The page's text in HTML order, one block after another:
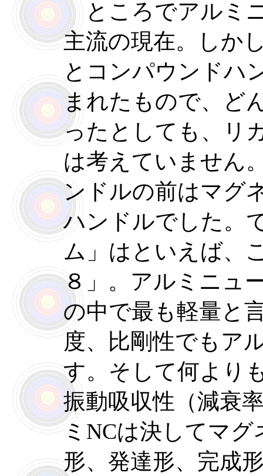
ところでアルミ
主流の現在。しか
とコンパウンドハ
まれたもので、ど
ったとしても、リ
は考えていません
ンドルの前はマグ
ハンドルでした。
ム」はといえば、
８」。アルミニュ
の中で最も軽量と
度、比剛性でもア
す。そして何より
振動吸収性（減衰
ミNCは決してマ
形、発達形、完成